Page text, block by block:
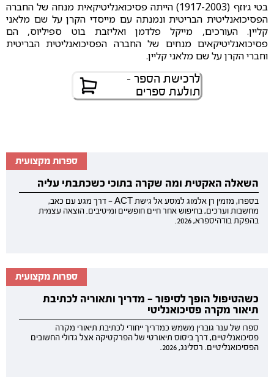
בטי ג׳וזף (1917-2003) הייתה פסיכואנליטיקאית מנחה של החברה
הפסיכואנליטית הבריטית ונמנתה עם מייסדי הקרן על שם מלאני
קליין. העורכים, מייקל פלדמן ואליזבת בוט ספיליוס, הם
פסיכואנליטיקאים מנחים של החברה הפסיכואנליטית הבריטית
וחברי הקרן על שם מלאני קליין.
לרכישת הספר -
תולעת ספרים
ספרות מקצועית
השאלה האקטית ומה שקרה בתוכי כשכתבתי עליה
בספרו, מזמין רן אלמוג למסע אל גישת ACT — דרך מגע עם כאב,
מחשבות וערכים, בחיפוש אחר חיים חופשיים ומיטיבים. הוצאה עצמית
בהפקת בודהיספרא, 2026.
ספרות מקצועית
כשהטיפול הופך לסיפור — מדריך ותאוריה לכתיבת
תיאור מקרה פסיכואנליטי
ספרו של ענר גוברין משמש כמדריך ייחודי לכתיבת תיאורי מקרה
פסיכואנליטיים, דרך ביסוס תיאורטי של הפרקטיקה אצל גדולי החשובים
הפסיכואנליטיים. רסלינג, 2026.